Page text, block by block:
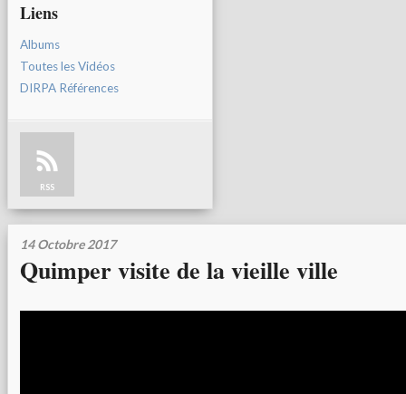
Liens
Albums
Toutes les Vidéos
DIRPA Références
RSS
14 Octobre 2017
Quimper visite de la vieille ville